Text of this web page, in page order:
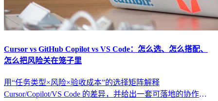
Cursor vs GitHub Copilot vs VS Code：怎么选、怎么搭配、
怎么把风险关在笼子里
用“任务类型×风险×验收成本”的选择矩阵解释
Cursor/Copilot/VS Code 的差异，并给出一套可落地的协作工